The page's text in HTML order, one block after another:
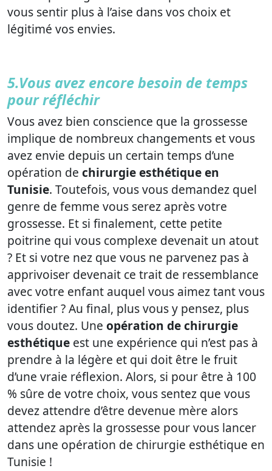
vous sentir plus à l’aise dans vos choix et
légitimé vos envies.
5.Vous avez encore besoin de temps
pour réfléchir
Vous avez bien conscience que la grossesse
implique de nombreux changements et vous
avez envie depuis un certain temps d’une
opération de chirurgie esthétique en
Tunisie. Toutefois, vous vous demandez quel
genre de femme vous serez après votre
grossesse. Et si finalement, cette petite
poitrine qui vous complexe devenait un atout
? Et si votre nez que vous ne parvenez pas à
apprivoiser devenait ce trait de ressemblance
avec votre enfant auquel vous aimez tant vous
identifier ? Au final, plus vous y pensez, plus
vous doutez. Une opération de chirurgie
esthétique est une expérience qui n’est pas à
prendre à la légère et qui doit être le fruit
d’une vraie réflexion. Alors, si pour être à 100
% sûre de votre choix, vous sentez que vous
devez attendre d’être devenue mère alors
attendez après la grossesse pour vous lancer
dans une opération de chirurgie esthétique en
Tunisie !